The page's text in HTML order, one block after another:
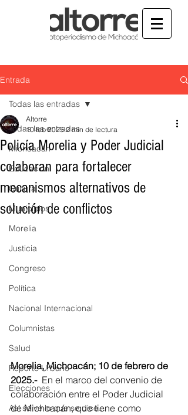
Entrada
Todas las entradas
Michoacán
Educación
Cultura
Municipios
Morelia
Justicia
Congreso
Política
Nacional Internacional
Columnistas
Salud
Reporte Urbano
Elecciones
Así se ve lo que se dice...
Todas las entradas
Policía Morelia y Poder Judicial
colaboran para fortalecer
mecanismos alternativos de
solución de conflictos
Altorre
10 feb 2025 2 min de lectura
Morelia, Michoacán; 10 de febrero de
2025.- En el marco del convenio de
colaboración entre el Poder Judicial
de Michoacán, que tiene como